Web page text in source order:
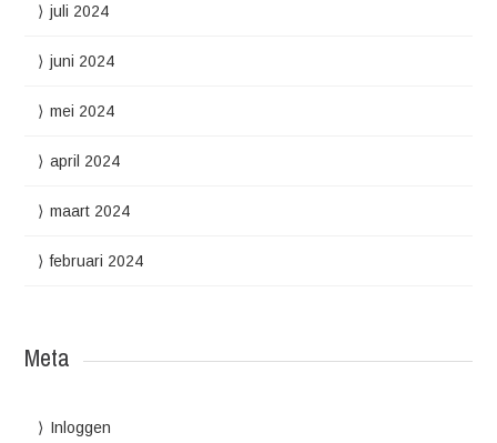
juli 2024
juni 2024
mei 2024
april 2024
maart 2024
februari 2024
Meta
Inloggen